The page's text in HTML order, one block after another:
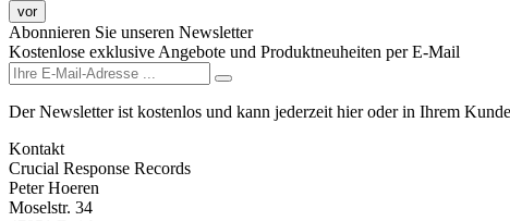
vor
Abonnieren Sie unseren Newsletter
Kostenlose exklusive Angebote und Produktneuheiten per E-Mail
Der Newsletter ist kostenlos und kann jederzeit hier oder in Ihrem
Kontakt
Crucial Response Records
Peter Hoeren
Moselstr. 34